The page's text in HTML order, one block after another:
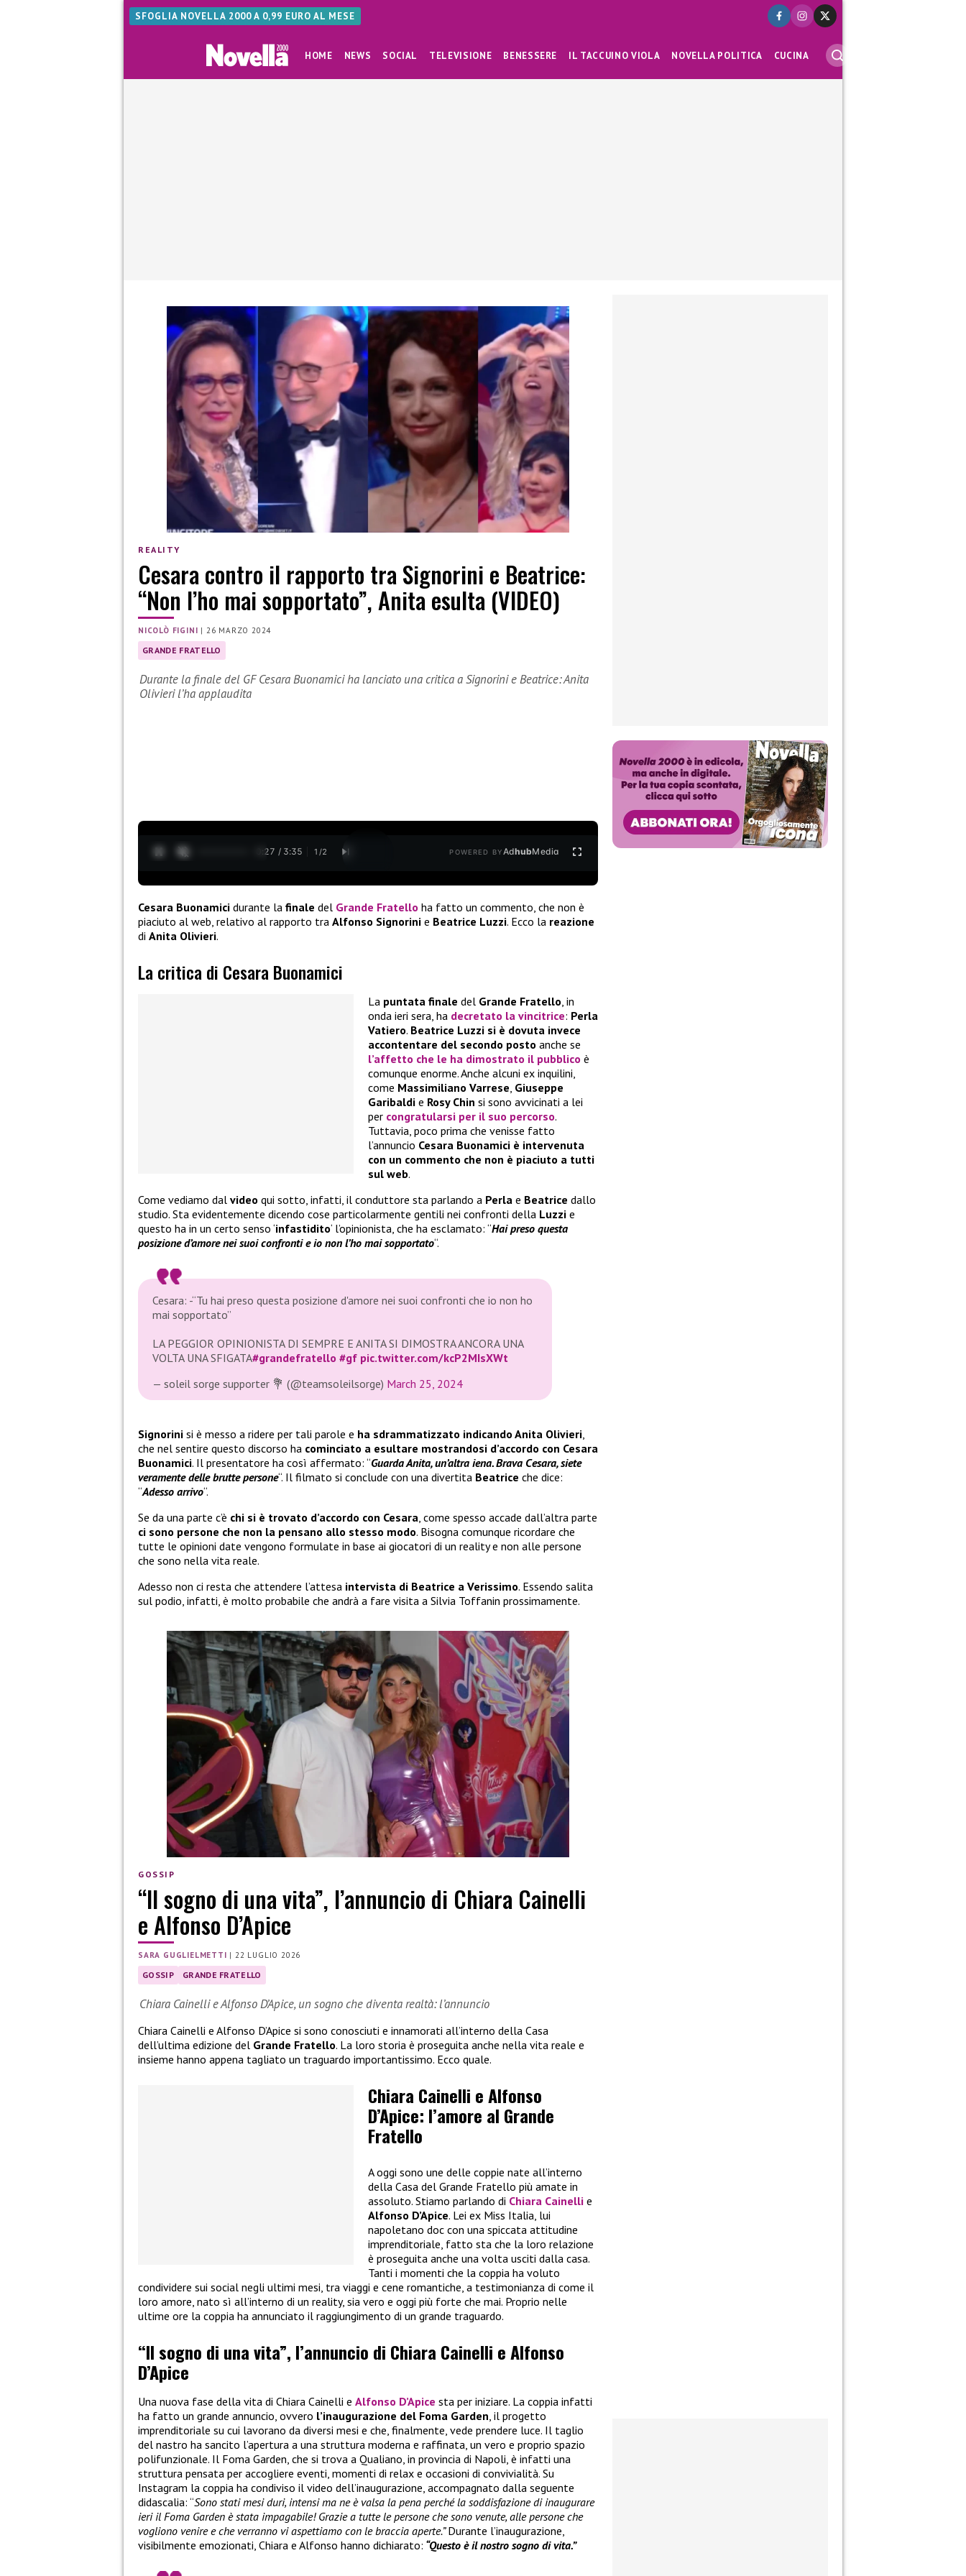
SFOGLIA NOVELLA 2000 A 0,99 EURO AL MESE
HOME NEWS SOCIAL TELEVISIONE BENESSERE IL TACCUINO VIOLA NOVELLA POLITICA CUCINA
REALITY
Cesara contro il rapporto tra Signorini e Beatrice:
“Non l’ho mai sopportato”, Anita esulta (VIDEO)
NICOLÒ FIGINI | 26 MARZO 2024
GRANDE FRATELLO
Durante la finale del GF Cesara Buonamici ha lanciato una critica a Signorini e Beatrice: Anita
Olivieri l’ha applaudita
0:28 / 3:35 1 /2 POWERED BYAdhubMedia
Cesara Buonamici durante la finale del Grande Fratello ha fatto un commento, che non è
piaciuto al web, relativo al rapporto tra Alfonso Signorini e Beatrice Luzzi. Ecco la reazione
di Anita Olivieri.
La critica di Cesara Buonamici
La puntata finale del Grande Fratello, in
onda ieri sera, ha decretato la vincitrice: Perla
Vatiero. Beatrice Luzzi si è dovuta invece
accontentare del secondo posto anche se
l’affetto che le ha dimostrato il pubblico è
comunque enorme. Anche alcuni ex inquilini,
come Massimiliano Varrese, Giuseppe
Garibaldi e Rosy Chin si sono avvicinati a lei
per congratularsi per il suo percorso.
Tuttavia, poco prima che venisse fatto
l’annuncio Cesara Buonamici è intervenuta
con un commento che non è piaciuto a tutti
sul web.
Come vediamo dal video qui sotto, infatti, il conduttore sta parlando a Perla e Beatrice dallo
studio. Sta evidentemente dicendo cose particolarmente gentili nei confronti della Luzzi e
questo ha in un certo senso ‘infastidito‘ l’opinionista, che ha esclamato: “Hai preso questa
posizione d’amore nei suoi confronti e io non l’ho mai sopportato“.
Cesara: -“Tu hai preso questa posizione d'amore nei suoi confronti che io non ho
mai sopportato”
LA PEGGIOR OPINIONISTA DI SEMPRE E ANITA SI DIMOSTRA ANCORA UNA
VOLTA UNA SFIGATA#grandefratello #gf pic.twitter.com/kcP2MIsXWt
— soleil sorge supporter 💐 (@teamsoleilsorge) March 25, 2024
Signorini si è messo a ridere per tali parole e ha sdrammatizzato indicando Anita Olivieri
che nel sentire questo discorso ha cominciato a esultare mostrandosi d’accordo con Cesara
Buonamici. Il presentatore ha così affermato: “Guarda Anita, un’altra iena. Brava Cesara, siete
veramente delle brutte persone“. Il filmato si conclude con una divertita Beatrice che dice:
“Adesso arrivo“.
Se da una parte c’è chi si è trovato d’accordo con Cesara , come spesso accade dall’altra parte
ci sono persone che non la pensano allo stesso modo. Bisogna comunque ricordare che
tutte le opinioni date vengono formulate in base ai giocatori di un reality e non alle persone
che sono nella vita reale.
Adesso non ci resta che attendere l’attesa intervista di Beatrice a Verissimo. Essendo salita
sul podio, infatti, è molto probabile che andrà a fare visita a Silvia Toffanin prossimamente.
GOSSIP
“Il sogno di una vita”, l’annuncio di Chiara Cainelli
e Alfonso D’Apice
SARA GUGLIELMETTI |22 LUGLIO 2026
GOSSIP GRANDE FRATELLO
Chiara Cainelli e Alfonso D’Apice, un sogno che diventa realtà: l’annuncio
Chiara Cainelli e Alfonso D’Apice si sono conosciuti e innamorati all’interno della Casa
dell’ultima edizione del Grande Fratello. La loro storia è proseguita anche nella vita reale e
insieme hanno appena tagliato un traguardo importantissimo. Ecco quale.
Chiara Cainelli e Alfonso
D’Apice: l’amore al Grande
Fratello
A oggi sono une delle coppie nate all’interno
della Casa del Grande Fratello più amate in
assoluto. Stiamo parlando di Chiara Cainelli e
Alfonso D’Apice. Lei ex Miss Italia, lui
napoletano doc con una spiccata attitudine
imprenditoriale, fatto sta che la loro relazione
è proseguita anche una volta usciti dalla casa.
Tanti i momenti che la coppia ha voluto
condividere sui social negli ultimi mesi, tra viaggi e cene romantiche, a testimonianza di come il
loro amore, nato sì all’interno di un reality, sia vero e oggi più forte che mai. Proprio nelle
ultime ore la coppia ha annunciato il raggiungimento di un grande traguardo.
“Il sogno di una vita”, l’annuncio di Chiara Cainelli e Alfonso
D’Apice
Una nuova fase della vita di Chiara Cainelli e Alfonso D’Apice sta per iniziare. La coppia infatti
ha fatto un grande annuncio, ovvero l’inaugurazione del Foma Garden , il progetto
imprenditoriale su cui lavorano da diversi mesi e che, finalmente, vede prendere luce. Il taglio
del nastro ha sancito l’apertura a una struttura moderna e raffinata, un vero e proprio spazio
polifunzionale. Il Foma Garden, che si trova a Qualiano, in provincia di Napoli, è infatti una
struttura pensata per accogliere eventi, momenti di relax e occasioni di convivialità. Su
Instagram la coppia ha condiviso il video dell’inaugurazione, accompagnato dalla seguente
didascalia: “Sono stati mesi duri, intensi ma ne è valsa la pena perché la soddisfazione di inaugurare
ieri il Foma Garden è stata impagabile! Grazie a tutte le persone che sono venute, alle persone che
vogliono venire e che verranno vi aspettiamo con le braccia aperte.”Durante l’inaugurazione,
visibilmente emozionati, Chiara e Alfonso hanno dichiarato: “Questo è il nostro sogno di vita.”